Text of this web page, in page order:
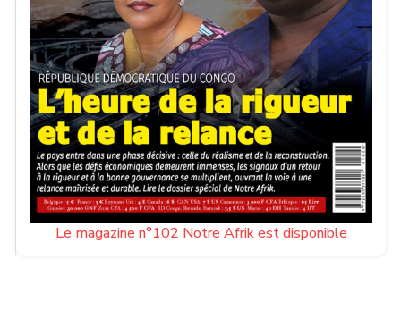
Le magazine n°102 Notre Afrik est disponible